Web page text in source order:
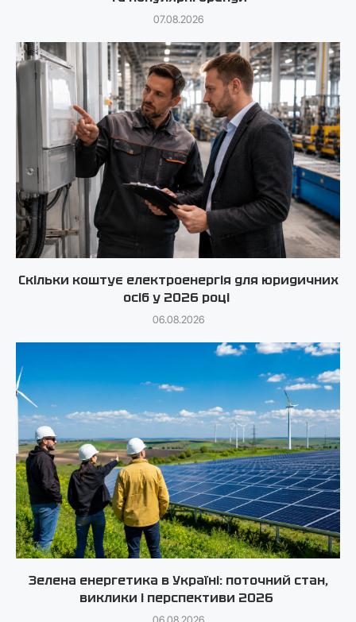
07.08.2026
Скільки коштує електроенергія для юридичних
осіб у 2026 році
06.08.2026
Зелена енергетика в Україні: поточний стан,
виклики і перспективи 2026